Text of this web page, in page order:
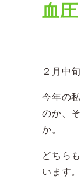
血圧
２月中
今年の
のか、
か。
どちら
います